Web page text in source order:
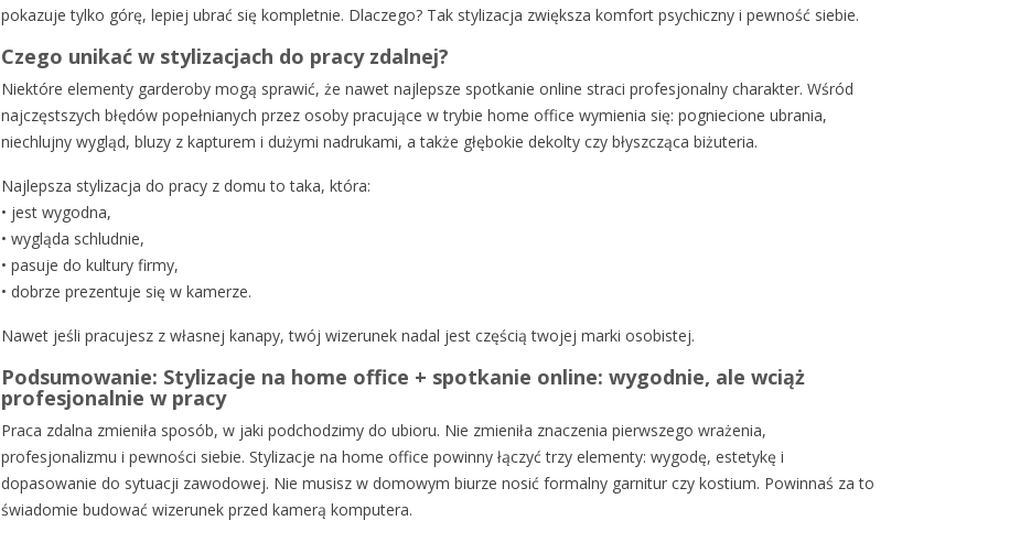
pokazuje tylko górę, lepiej ubrać się kompletnie. Dlaczego? Tak stylizacja zwiększa komfort psychiczny i pewność siebie.
Czego unikać w stylizacjach do pracy zdalnej?
Niektóre elementy garderoby mogą sprawić, że nawet najlepsze spotkanie online straci profesjonalny charakter. Wśród
najczęstszych błędów popełnianych przez osoby pracujące w trybie home office wymienia się: pogniecione ubrania,
niechlujny wygląd, bluzy z kapturem i dużymi nadrukami, a także głębokie dekolty czy błyszcząca biżuteria.
Najlepsza stylizacja do pracy z domu to taka, która:
• jest wygodna,
• wygląda schludnie,
• pasuje do kultury firmy,
• dobrze prezentuje się w kamerze.
Nawet jeśli pracujesz z własnej kanapy, twój wizerunek nadal jest częścią twojej marki osobistej.
Podsumowanie: Stylizacje na home office + spotkanie online: wygodnie, ale wciąż
profesjonalnie w pracy
Praca zdalna zmieniła sposób, w jaki podchodzimy do ubioru. Nie zmieniła znaczenia pierwszego wrażenia,
profesjonalizmu i pewności siebie. Stylizacje na home office powinny łączyć trzy elementy: wygodę, estetykę i
dopasowanie do sytuacji zawodowej. Nie musisz w domowym biurze nosić formalny garnitur czy kostium. Powinnaś za to
świadomie budować wizerunek przed kamerą komputera.